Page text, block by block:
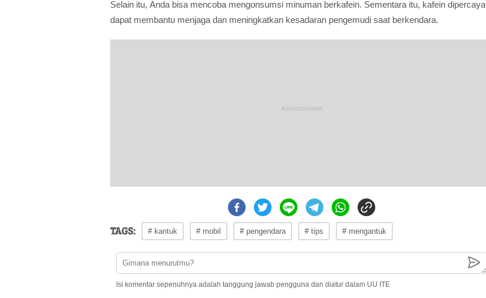
Selain itu, Anda bisa mencoba mengonsumsi minuman berkafein. Sementara itu, kafein dipercaya
dapat membantu menjaga dan meningkatkan kesadaran pengemudi saat berkendara.
TAGS: # kantuk # mobil # pengendara # tips # mengantuk
Isi komentar sepenuhnya adalah tanggung jawab pengguna dan diatur dalam UU ITE